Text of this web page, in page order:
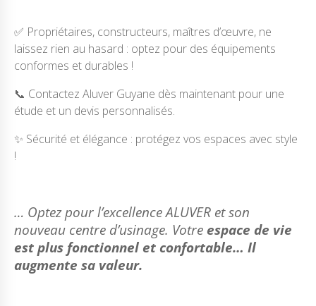
✅ Propriétaires, constructeurs, maîtres d’œuvre, ne
laissez rien au hasard : optez pour des équipements
conformes et durables !
📞 Contactez Aluver Guyane dès maintenant pour une
étude et un devis personnalisés.
✨ Sécurité et élégance : protégez vos espaces avec style
!
… Optez pour l’excellence ALUVER et son
nouveau centre d’usinage. Votre espace de vie
est plus fonctionnel et confortable… Il
augmente sa valeur.